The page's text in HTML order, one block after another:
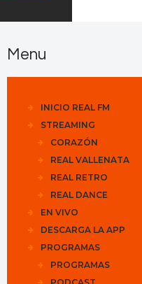
Menu
INICIO REAL FM
STREAMING
CORAZÓN
REAL VALLENATA
REAL RETRO
REAL DANCE
EN VIVO
DESCARGA LA APP
PROGRAMAS
PROGRAMAS